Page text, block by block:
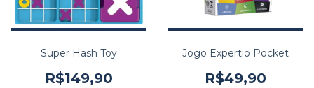
Super Hash Toy
R$149,90
Jogo Expertio Pocket
R$49,90